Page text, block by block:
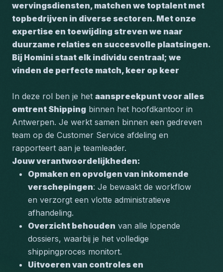
wervingsdiensten, matchen we toptalent met
topbedrijven in diverse sectoren. Met onze
expertise en toewijding streven we naar
duurzame relaties en succesvolle plaatsingen.
Bij Homini staat elk individu centraal; we
vinden de perfecte match, keer op keer
In deze rol ben je het aanspreekpunt voor alles
omtrent Shipping binnen het hoofdkantoor in
Antwerpen. Je werkt samen binnen een gedreven
team op de Customer Service afdeling en
rapporteert aan je teamleader.
Jouw verantwoordelijkheden:
Opmaken en opvolgen van inkomende
verschepingen: Je bewaakt de workflow
en verzorgt een vlotte administratieve
afhandeling.
Overzicht behouden van alle lopende
dossiers, waarbij je het volledige
shippingproces monitort.
Uitvoeren van controles en